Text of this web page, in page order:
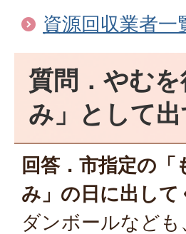
資源回収業者一
質問．やむ
み」として出
回答． 市指定の「
み」の日に出して
ダンボールなど